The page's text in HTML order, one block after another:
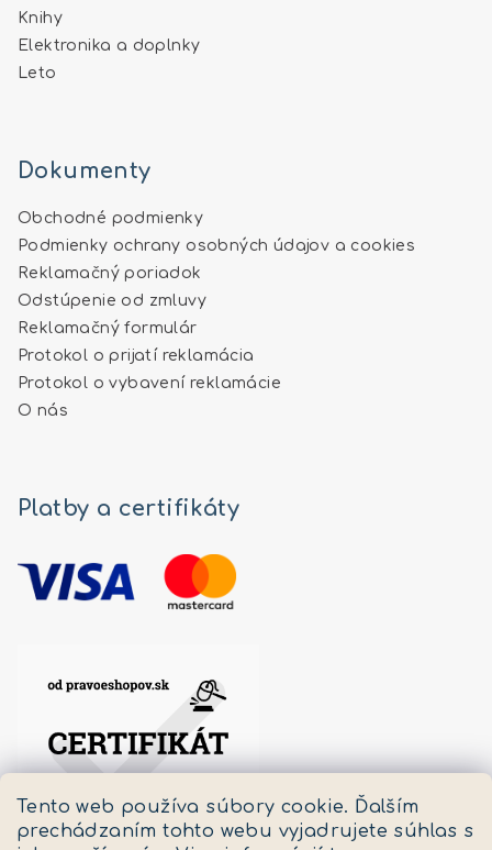
Tento web používa súbory cookie. Ďalším
prechádzaním tohto webu vyjadrujete súhlas s
Knihy
Elektronika a doplnky
Leto
Dokumenty
Obchodné podmienky
Podmienky ochrany osobných údajov a cookies
Reklamačný poriadok
Odstúpenie od zmluvy
Reklamačný formulár
Protokol o prijatí reklamácia
Protokol o vybavení reklamácie
O nás
Platby a certifikáty